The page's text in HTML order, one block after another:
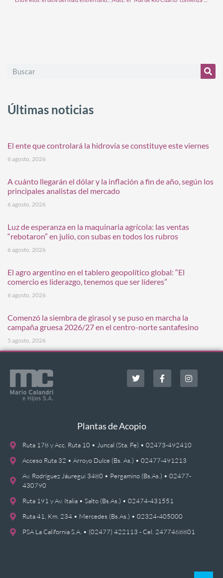
Últimas noticias
El ente que controlará la hidrovía se constituye este viernes
6 agosto, 2026
A cuánto llegarán el dólar y la inflación a fin de año, según los
principales analistas del mercado
6 agosto, 2026
Luz de esperanza en la maquinaria agrícola: las ventas
“rebotaron” en julio, con subas en todos los rubros
6 agosto, 2026
El agro argentino en el tablero geopolítico global: “El
comercio es liderazgo, tenemos que ser líderes”
6 agosto, 2026
Comenzó la siembra de girasol y se puso en marcha la
campaña gruesa 2026/27 en el centro-norte santafesino
5 agosto, 2026
Plantas de Acopio
Ruta 178 y Acc. Ruta 10 • Juncal (Sta. Fe) • 02473-492410
Acceso Ruta 32 • Arroyo Dulce (Bs. As.) • 02477-491213
Av. Rodríguez Jáuregui 3480 • Pergamino (Bs.As.) • 02477-
430790
Ruta 191 y Av. Italia • Salto (Bs.As.) • 02474-431551
Ruta 41, Km. 234 • Mercedes (Bs.As.) • 02324-405000
PSA La California S.A. • (02477) 422113 - Cel. 2477468801